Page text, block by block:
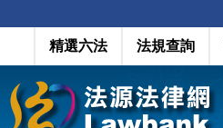
精選六法 法規查詢